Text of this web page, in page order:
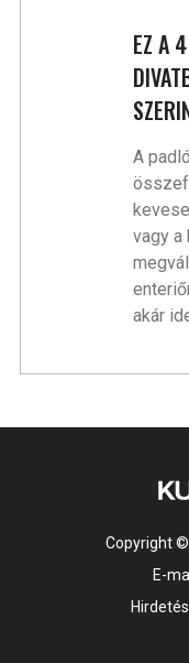
EZ A
A
vagy a
akár
Copyright
E-